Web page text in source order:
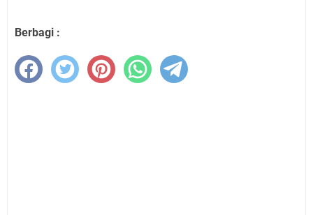
Berbagi :